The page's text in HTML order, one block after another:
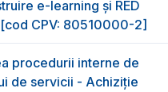
e-learning și RED
CPV: 80510000-2]
procedurii interne de
de servicii - Achiziție